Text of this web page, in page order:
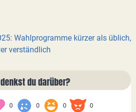
Wahlprogramme kürzer als üblich,
verständlich
du darüber?
0 0 0 0